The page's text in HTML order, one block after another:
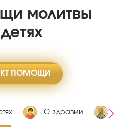
молитвы
ПОМОЩИ
О здравии